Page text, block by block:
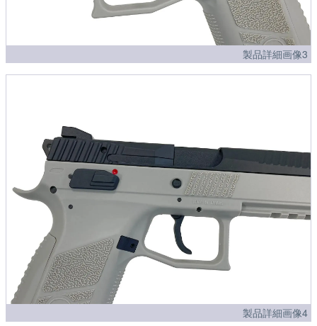
製品詳細画像3
製品詳細画像4